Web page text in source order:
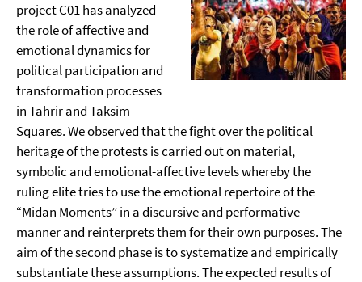
project C01 has analyzed
the role of affective and
emotional dynamics for
political participation and
transformation processes
in Tahrir and Taksim
Squares. We observed that the fight over the political
heritage of the protests is carried out on material,
symbolic and emotional-affective levels whereby the
ruling elite tries to use the emotional repertoire of the
“Midān Moments” in a discursive and performative
manner and reinterprets them for their own purposes. The
aim of the second phase is to systematize and empirically
substantiate these assumptions. The expected results of